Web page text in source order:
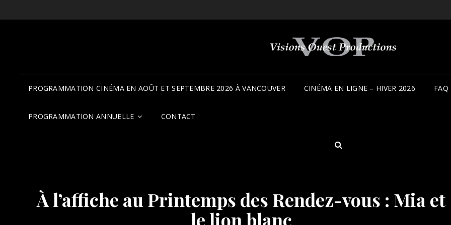
PROGRAMMATION CINÉMA EN AOÛT ET SEPTEMBRE 2026 À VANCOUVER CINÉMA EN LIGNE – HIVER 2026 FAQ
PROGRAMMATION ANNUELLE CONTACT
SEARCH
À l’affiche au Printemps des Rendez-vous : Mia et
le lion blanc